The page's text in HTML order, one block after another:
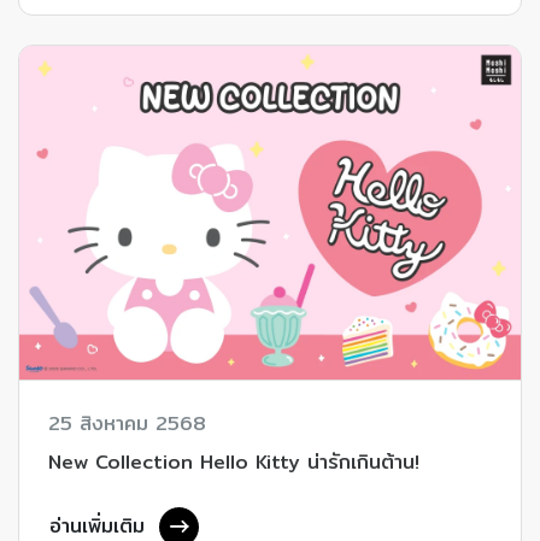
25 สิงหาคม 2568
New Collection Hello Kitty น่ารักเกินต้าน!
อ่านเพิ่มเติม